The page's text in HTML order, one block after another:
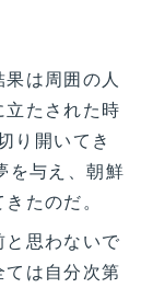
は周囲の人
たされた時
り開いてき
を与え、朝鮮
たのだ。
思わないで
は自分次第